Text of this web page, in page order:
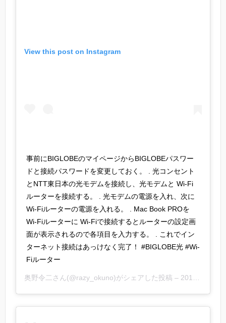
View this post on Instagram
事前にBIGLOBEのマイページからBIGLOBEパスワー
ドと接続パスワードを変更しておく。 . 光コンセント
とNTT東日本の光モデムを接続し、光モデムと Wi-Fi
ルーターを接続する。 . 光モデムの電源を入れ、次に
Wi-Fiルーターの電源を入れる。 . Mac Book PROを
Wi-Fiルーターに Wi-Fiで接続するとルーターの設定画
面が表示されるので各項目を入力する。 . これでイン
ターネット接続はあっけなく完了！ #BIGLOBE光 #Wi-
Fiルーター
奥野令二さん(@razy_okuno)がシェアした投稿 – 2017年12月月25日午後2時25分PST